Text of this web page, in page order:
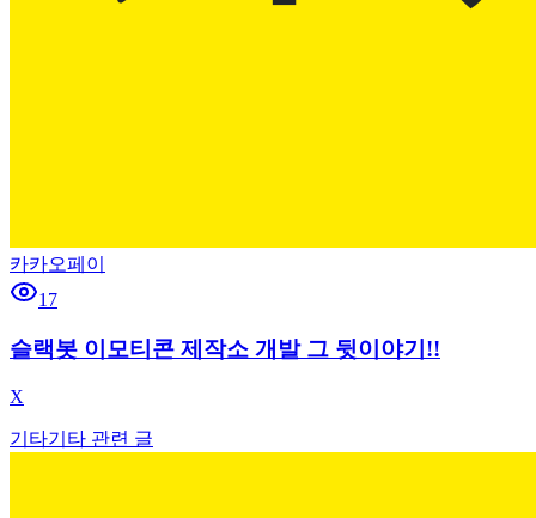
카카오페이
17
슬랙봇 이모티콘 제작소 개발 그 뒷이야기!!
X
기타기타 관련 글